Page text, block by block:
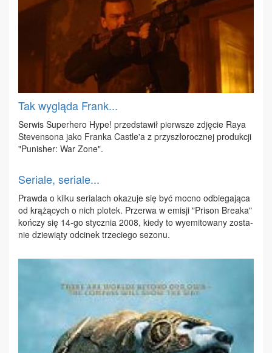
Tak wygląda Frank...
Ser­wis Su­per­he­ro Hy­pe! przed­sta­wił pierw­sze zdję­cie Raya
Ste­ven­so­na ja­ko Fran­ka Ca­stle'a z przy­szło­rocz­nej pro­duk­cji
"Pu­ni­sher: War Zo­ne".
Seriale, seriale...
Praw­da o kil­ku se­ria­lach oka­zu­je się być moc­no od­bie­ga­ją­ca
od krą­żą­cych o nich plo­tek. Prze­rwa w emi­sji "Pri­son Bre­aka"
koń­czy się 14-go stycz­nia 2008, kie­dy to wy­emi­to­wa­ny zo­sta­
nie dzie­wią­ty od­ci­nek trze­cie­go se­zo­nu.